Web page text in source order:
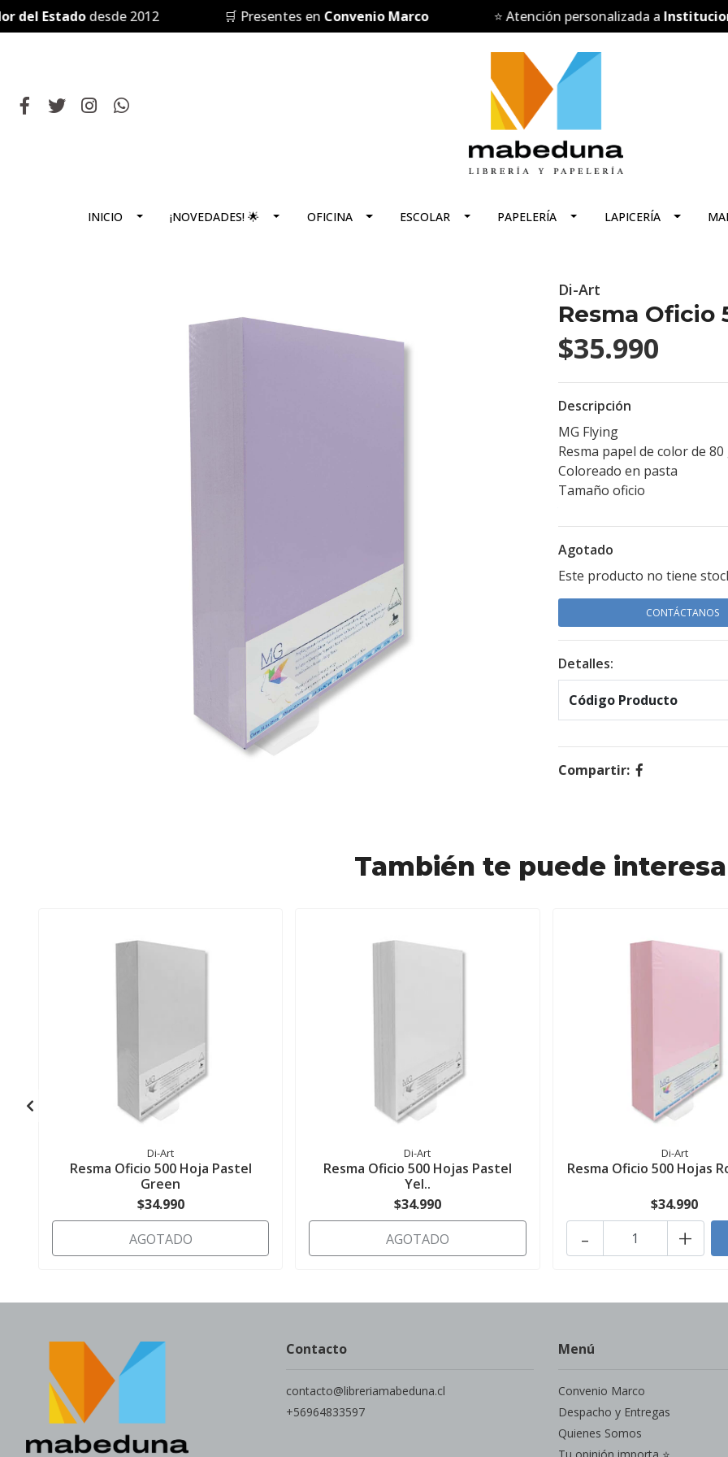
Estadodesde 2012 🛒 Presentes en Convenio Marco ⭐ Atención personalizada a
INICIO ¡NOVEDADES! 🌟 OFICINA ESCOLAR PAPELERÍA LAPICERÍA
Di-Art
Resma Oficio
$35.990
Descripción
MG Flying
Resma papel de color de
Coloreado en pasta
Tamaño oficio
Agotado
Este producto no tiene
CONTÁCTANOS
Detalles:
Código Producto
Compartir:
También te puede
Di-Art
Resma Oficio 500 Hoja Pastel
Green
$34.990
AGOTADO
Di-Art
Resma Oficio 500 Hojas Pastel
Yel..
$34.990
AGOTADO
Di-Art
Resma Oficio 500 Hojas
$34.990
+
-
Contacto
contacto@libreriamabeduna.cl
+56964833597
Menú
Convenio Marco
Despacho y Entregas
Quienes Somos